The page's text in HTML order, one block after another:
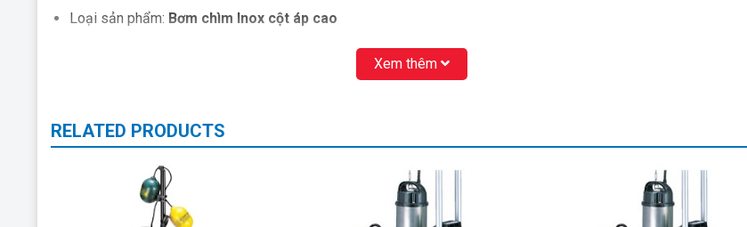
Loại sản phẩm: Bơm chìm Inox cột áp cao
Hotline: 0983 480 875 Bơm nước thải thân Inox Tsurumi nhập khẩu chính hãng.
Tsurumi 40PSF2.25S – Thông số cơ bản của bơm nước thải thân Inox cột áp cao
Tsurumi 40PSF2.25S
Công suất: 0.25kw/ 220V
Xem thêm
RELATED PRODUCTS